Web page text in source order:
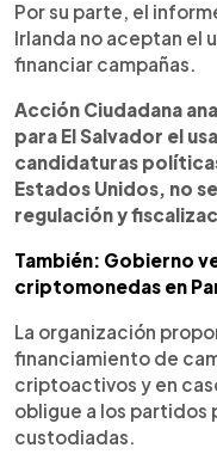
Por su parte, el
Irlanda no aceptan el
financiar campañas.
Acción Ciudadana
para El Salvador el
candidaturas
Estados Unidos, no
regulación y
También: Gobierno
criptomonedas en
La organización
financiamiento de
criptoactivos y en
obligue a los partidos
custodiadas.